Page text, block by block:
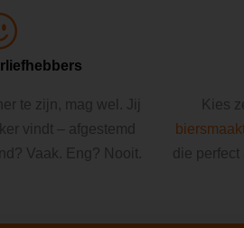
te zijn, mag wel. Jij
vindt – afgestemd
Vaak. Eng? Nooit.
Kies
die